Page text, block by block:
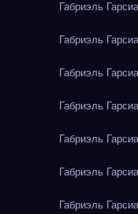
Габриэль
Габриэль
Габриэль
Габриэль
Габриэль
Габриэль
Габриэль